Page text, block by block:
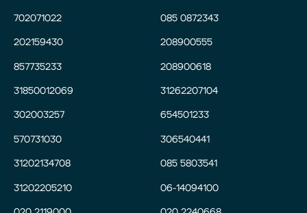
702071022
202159430
857735233
31850012069
302003257
570731030
31202134708
31202205210
085 0872343
208900555
208900618
31262207104
654501233
306540441
085 5803541
06-14094100